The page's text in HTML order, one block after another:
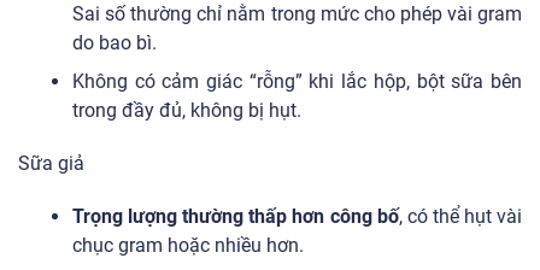
Sai số thường chỉ nằm trong mức cho phép vài gram
do bao bì.
Không có cảm giác “rỗng” khi lắc hộp, bột sữa bên
trong đầy đủ, không bị hụt.
Sữa giả
Trọng lượng thường thấp hơn công bố, có thể hụt vài
chục gram hoặc nhiều hơn.